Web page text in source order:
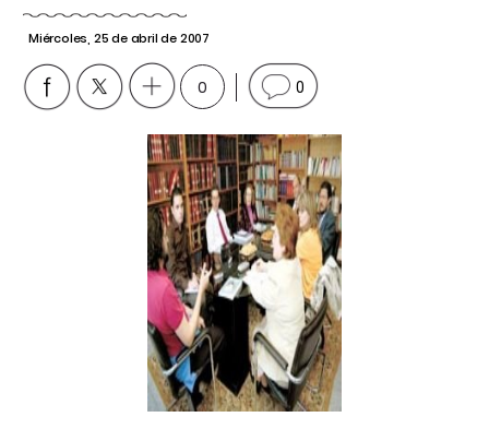
Miércoles, 25 de abril de 2007
0 0